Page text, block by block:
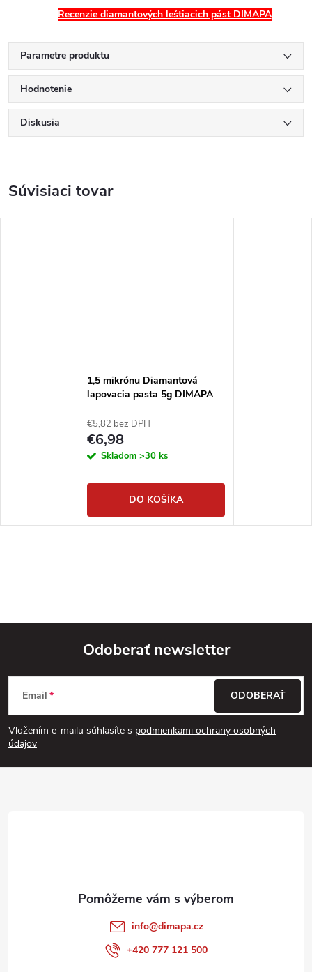
Recenzie diamantových leštiacich pást DIMAPA
Parametre produktu
Hodnotenie
Diskusia
Súvisiaci tovar
1,5 mikrónu Diamantová
lapovacia pasta 5g DIMAPA
€5,82 bez DPH
€6,98
Skladom >30 ks
DO KOŠÍKA
Z
á
p
Odoberať newsletter
Email
Vložením e-mailu súhlasíte s podmienkami ochrany osobných
údajov
ODOBERAŤ
info@dimapa.cz
+420 777 121 500